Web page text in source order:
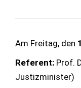
Am Freitag, den
Referent: Prof.
Justizminister)